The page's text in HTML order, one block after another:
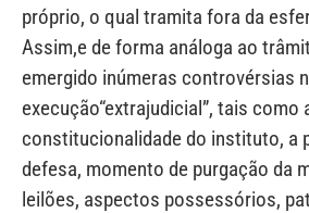
próprio, o qual tramita fora da
Assim,e de forma análoga ao
emergido inúmeras controvérsias
execução“extrajudicial”, tais como
constitucionalidade do instituto, a
defesa, momento de purgação da
leilões, aspectos possessórios,